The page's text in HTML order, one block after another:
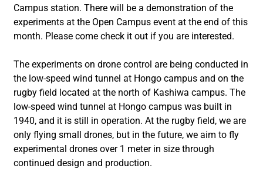
Campus station. There will be a demonstration of the
experiments at the Open Campus event at the end of this
month. Please come check it out if you are interested.
The experiments on drone control are being conducted in
the low-speed wind tunnel at Hongo campus and on the
rugby field located at the north of Kashiwa campus. The
low-speed wind tunnel at Hongo campus was built in
1940, and it is still in operation. At the rugby field, we are
only flying small drones, but in the future, we aim to fly
experimental drones over 1 meter in size through
continued design and production.